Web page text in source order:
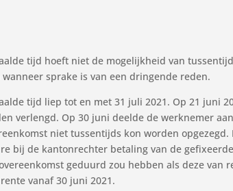
tijd hoeft niet de mogelijkheid van
sprake is van een dringende reden.
tijd liep tot en met 31 juli 2021. Op 21 juni
verlengd. Op 30 juni deelde de werknemer
niet tussentijds kon worden
bij de kantonrechter betaling van de
geduurd zou hebben als deze
vanaf 30 juni 2021.